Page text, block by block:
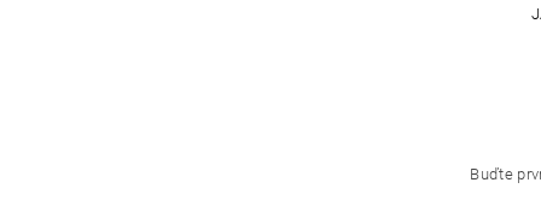
Buďte